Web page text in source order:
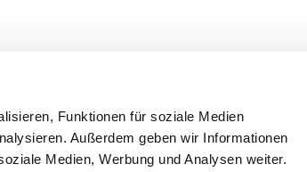
Funktionen für soziale Medien
Außerdem geben wir Informationen
Medien, Werbung und Analysen weiter.